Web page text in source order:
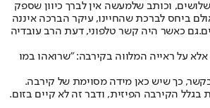
וכותב שלמעשה אין לברך כיוון שספק
ביחס לברכת שהחיינו, עיקר הברכה איננה
גם כאשר היה קשר טלפוני, דעת הרב עובדיה
על ראייה המלווה בקירבה: "שרואהו במו
כך שיש כאן מידה מסוימת של קירבה.
הקירבה הפיזית, ודבר זה לא קיים בזום.